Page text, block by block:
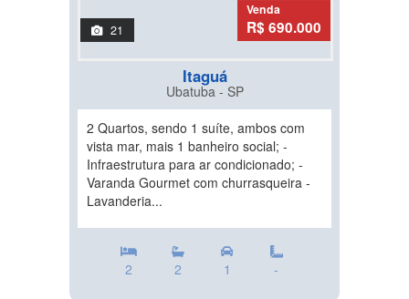
21
Venda
R$ 690.000
Itaguá
Ubatuba - SP
2 Quartos, sendo 1 suíte, ambos com
vista mar, mais 1 banheiro social; -
Infraestrutura para ar condicionado; -
Varanda Gourmet com churrasqueira -
Lavanderia...
2 2 1 -